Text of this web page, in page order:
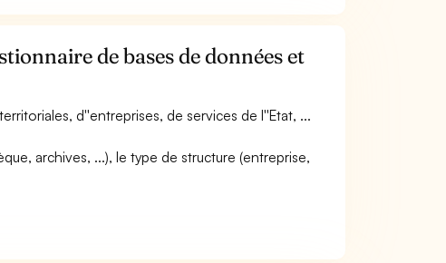
de bases de données et
d''entreprises, de services de l''Etat, ...
archives, ...), le type de structure (entreprise,